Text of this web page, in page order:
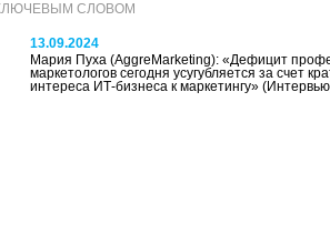
СЛОВОМ
13.09.2024
Мария Пуха (AggreMarketing): «Дефицит
маркетологов сегодня усугубляется за счет
интереса ИТ-бизнеса к маркетингу»